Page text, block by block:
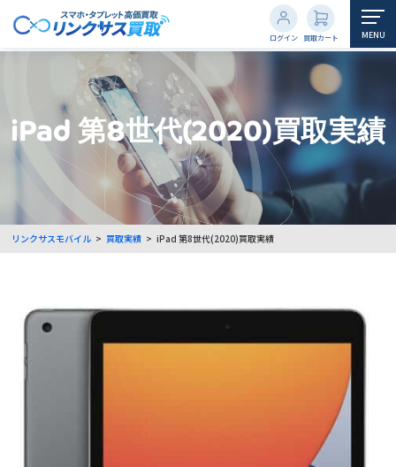
買取カート
ログイン MENU
iPad 第8世代(2020)買取実績
リンクサスモバイル > 買取実績 > iPad 第8世代(2020)買取実績